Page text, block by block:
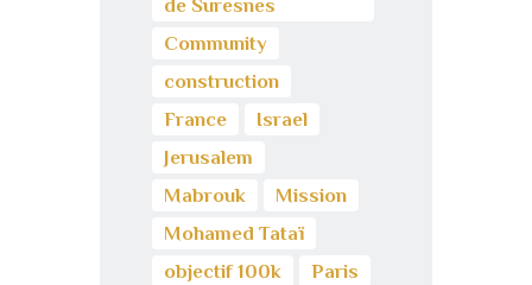
de Suresnes
Community
construction
France
Israel
Jerusalem
Mabrouk
Mission
Mohamed Tataï
objectif 100k
Paris